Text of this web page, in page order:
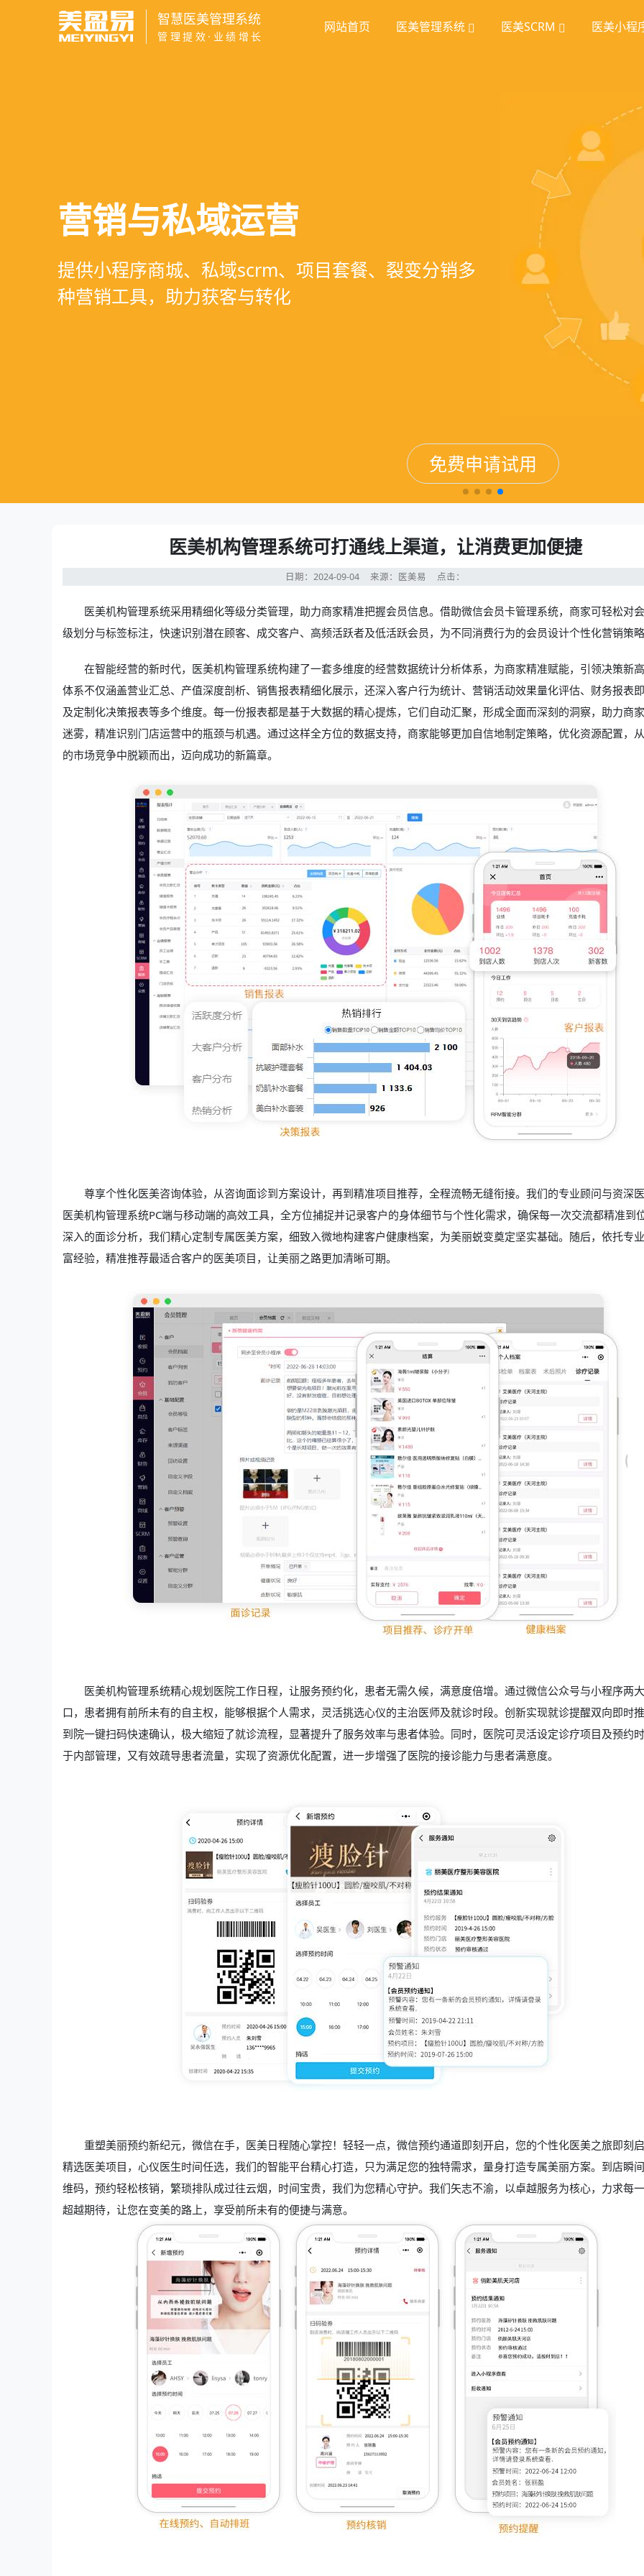
智慧医美管理系统
管理提效·业绩增长
网站首页 医美管理系统 医美SCRM 医美小程
智慧医美管理系统
一站式解决医美机构预约、咨询、手术安排、会员管
理、财务核算全流程管理
免费申请试用
医疗资源调度管理
支持电子病历、医生排班、手术室管理、智能预约分
配，科学安排医疗资源
免费申请试用
高净值客户价值挖掘
支持客户分级管理、消费轨迹追踪、个性化方案定
制、实现客户长期价值挖掘
免费申请试用
营销与私域运营
提供小程序商城、私域scrm、项目套餐、裂变分销多
种营销工具，助力获客与转化
免费申请试用
医美机构管理系统可打通线上渠道，让消费更加便捷
日期：2024-09-04 来源：医美易 点击：
医美机构管理系统采用精细化等级分类管理，助力商家精准把握会员信息。借助微信会员卡管理系统，商家可轻松对
级划分与标签标注，快速识别潜在顾客、成交客户、高频活跃者及低活跃会员，为不同消费行为的会员设计个性化营销策
在智能经营的新时代，医美机构管理系统构建了一套多维度的经营数据统计分析体系，为商家精准赋能，引领决策新
体系不仅涵盖营业汇总、产值深度剖析、销售报表精细化展示，还深入客户行为统计、营销活动效果量化评估、财务报表
及定制化决策报表等多个维度。每一份报表都是基于大数据的精心提炼，它们自动汇聚，形成全面而深刻的洞察，助力商
迷雾，精准识别门店运营中的瓶颈与机遇。通过这样全方位的数据支持，商家能够更加自信地制定策略，优化资源配置，
的市场竞争中脱颖而出，迈向成功的新篇章。
尊享个性化医美咨询体验，从咨询面诊到方案设计，再到精准项目推荐，全程流畅无缝衔接。我们的专业顾问与资深
医美机构管理系统PC端与移动端的高效工具，全方位捕捉并记录客户的身体细节与个性化需求，确保每一次交流都精准到
深入的面诊分析，我们精心定制专属医美方案，细致入微地构建客户健康档案，为美丽蜕变奠定坚实基础。随后，依托专
富经验，精准推荐最适合客户的医美项目，让美丽之路更加清晰可期。
医美机构管理系统精心规划医院工作日程，让服务预约化，患者无需久候，满意度倍增。通过微信公众号与小程序两
口，患者拥有前所未有的自主权，能够根据个人需求，灵活挑选心仪的主治医师及就诊时段。创新实现就诊提醒双向即时
到院一键扫码快速确认，极大缩短了就诊流程，显著提升了服务效率与患者体验。同时，医院可灵活设定诊疗项目及预约
于内部管理，又有效疏导患者流量，实现了资源优化配置，进一步增强了医院的接诊能力与患者满意度。
重塑美丽预约新纪元，微信在手，医美日程随心掌控！轻轻一点，微信预约通道即刻开启，您的个性化医美之旅即刻
精选医美项目，心仪医生时间任选，我们的智能平台精心打造，只为满足您的独特需求，量身打造专属美丽方案。到店瞬
维码，预约轻松核销，繁琐排队成过往云烟，时间宝贵，我们为您精心守护。我们矢志不渝，以卓越服务为核心，力求每
超越期待，让您在变美的路上，享受前所未有的便捷与满意。